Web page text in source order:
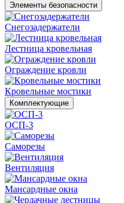
Элементы безопасности
Снегозадержатели
Лестница кровельная
Ограждение кровли
Кровельные мостики
Комплектующие
ОСП-3
Саморезы
Вентиляция
Мансардные окна